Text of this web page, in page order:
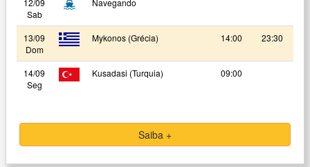
12/09
Sab
Navegando
13/09
Dom
Mykonos (Grécia) 14:00 23:30
14/09
Seg
Kusadasi (Turquia) 09:00
Saiba +